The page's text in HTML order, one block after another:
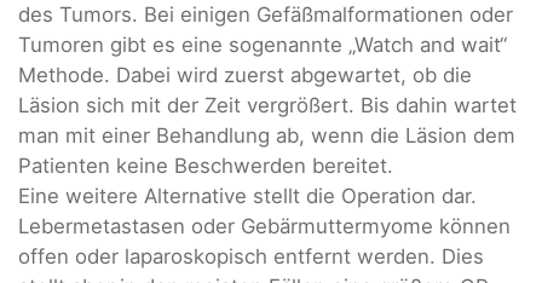
des Tumors. Bei einigen Gefäßmalformationen oder
Tumoren gibt es eine sogenannte „Watch and wait“
Methode. Dabei wird zuerst abgewartet, ob die
Läsion sich mit der Zeit vergrößert. Bis dahin wartet
man mit einer Behandlung ab, wenn die Läsion dem
Patienten keine Beschwerden bereitet.
Eine weitere Alternative stellt die Operation dar.
Lebermetastasen oder Gebärmuttermyome können
offen oder laparoskopisch entfernt werden. Dies